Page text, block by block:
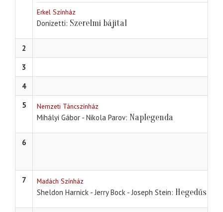
Erkel Színház
Donizetti Szerelmi bájital
2
3
4
5
Nemzeti Táncszínház
Mihályi Gábor - Nikola Parov Naplegenda
6
7 Madách Színház
Sheldon Harnick - Jerry Bock - Joseph Stein Hegedűs a